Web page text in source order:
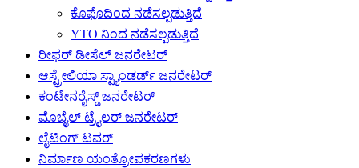
ಕೊಫೊದಿಂದ ನಡೆಸಲ್ಪಡುತ್ತಿದೆ
YTO ನಿಂದ ನಡೆಸಲ್ಪಡುತ್ತಿದೆ
ರೀಫರ್ ಡೀಸೆಲ್ ಜನರೇಟರ್
ಆಸ್ಟ್ರೇಲಿಯಾ ಸ್ಟ್ಯಾಂಡರ್ಡ್ ಜನರೇಟರ್
ಕಂಟೇನರೈಸ್ಡ್ ಜನರೇಟರ್
ಮೊಬೈಲ್ ಟ್ರೈಲರ್ ಜನರೇಟರ್
ಲೈಟಿಂಗ್ ಟವರ್
ನಿರ್ಮಾಣ ಯಂತ್ರೋಪಕರಣಗಳು